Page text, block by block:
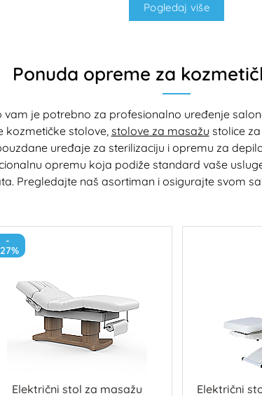
Pogledaj više
Ponuda opreme za
vam je potrebno za profesionalno uređenje
kozmetičke stolove,stolove za masažu stolice
uređaje za sterilizaciju i opremu za
opremu koja podiže standard vaše
Pregledajte naš asortiman i osigurajte svom
-
Električni stol za masažu
Električni